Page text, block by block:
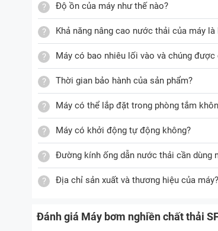
Độ ồn của máy như thế nào?
Khả năng nâng cao nước thải của máy là
Máy có bao nhiêu lối vào và chúng
Thời gian bảo hành của sản phẩm?
Máy có thể lắp đặt trong phòng tắm
Máy có khởi động tự động không?
Đường kính ống dẫn nước thải cần dùng
Địa chỉ sản xuất và thương hiệu của máy?
Đánh giá Máy bơm nghiền chất thải